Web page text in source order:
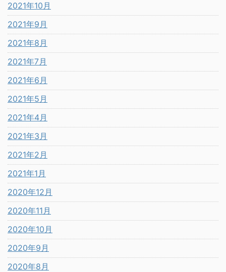
2021年10月
2021年9月
2021年8月
2021年7月
2021年6月
2021年5月
2021年4月
2021年3月
2021年2月
2021年1月
2020年12月
2020年11月
2020年10月
2020年9月
2020年8月